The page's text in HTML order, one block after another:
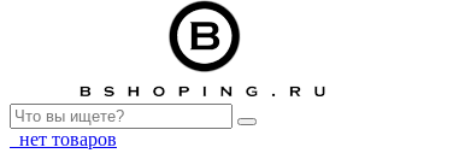
нет товаров